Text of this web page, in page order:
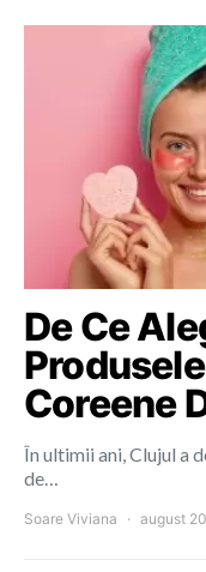
De Ce
Coreene
În ultimii ani, Clujul a
de…
Soare Viviana august